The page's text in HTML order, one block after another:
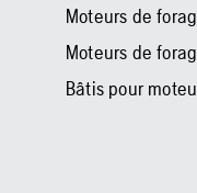
Moteurs de
Moteurs de
Bâtis pour